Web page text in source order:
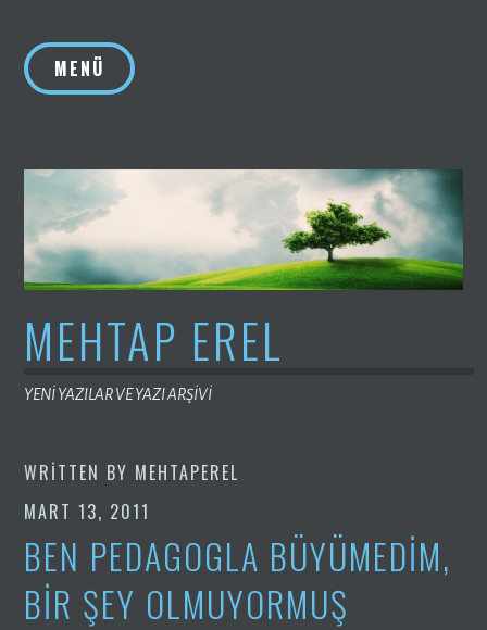
MENÜ
MEHTAP EREL
YENİ YAZILAR VE YAZI ARŞİVİ
WRITTEN BY MEHTAPEREL
MART 13, 2011
BEN PEDAGOGLA BÜYÜMEDIM,
BIR ŞEY OLMUYORMUŞ